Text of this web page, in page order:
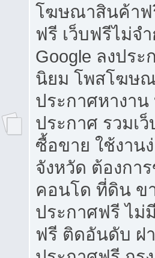
โฆษณาสินค้าฟ
ฟรี เว็บฟรีไม่จ
Google ลงปร
นิยม โพสโฆษ
ประกาศหางาน
ประกาศ รวมเ
ซื้อขาย ใช้งาน
จังหวัด ต้องกา
คอนโด ที่ดิน ข
ประกาศฟรี ไม่
ฟรี ติดอันดับ ฝ